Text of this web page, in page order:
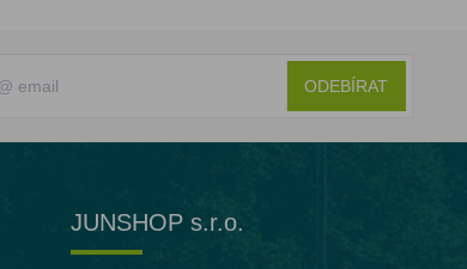
ODEBÍRAT
JUNSHOP s.r.o.